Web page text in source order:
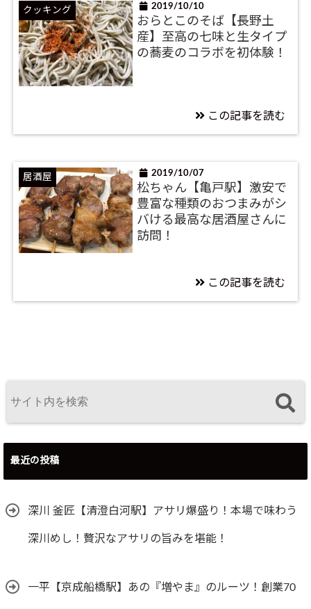
クッキング 2019/10/10
おらとこのそば【長野土
産】至高の七味と生タイプ
の蕎麦のコラボを初体験！
この記事を読む
居酒屋 2019/10/07
松ちゃん【亀戸駅】激安で
豊富な種類のおつまみがシ
バける最高な居酒屋さんに
訪問！
この記事を読む
最近の投稿
深川 釜匠【清澄白河駅】アサリ爆盛り！本場で味わう
深川めし！贅沢なアサリの旨みを堪能！
一平【京成船橋駅】あの『増やま』のルーツ！創業70